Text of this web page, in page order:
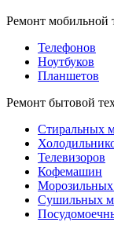
Ремонт мобильной
Телефонов
Ноутбуков
Планшетов
Ремонт бытовой
Стиральных
Телевизоров
Кофемашин
Морозильных
Сушильных